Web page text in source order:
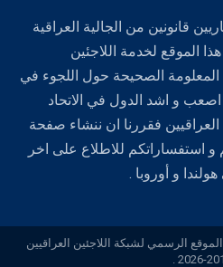
قانونين من الجالية العراقية
الموقع لخدمة اللاجئين
المعلومة الصحيحة حول اللجوء في
اصعب و اشد الدول في الاتحاد
العراقيين فقررنا ان ننشاء صفحة
و استفساراتكم للاطلاع على اخر
و أوروبا .
الرسمي لشبكة اللاجئين العراقيين
2012-